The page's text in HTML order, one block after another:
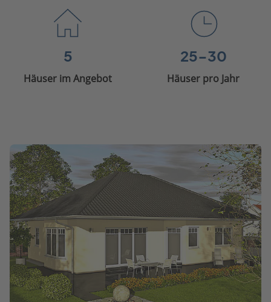
5
Häuser im Angebot
25-30
Häuser pro Jahr